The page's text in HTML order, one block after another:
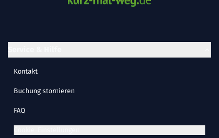
Kontakt
Buchung stornieren
FAQ